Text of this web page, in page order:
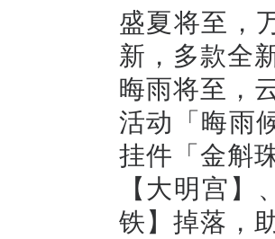
盛夏将至，
新，多款全
晦雨将至，
活动「晦雨
挂件「金斛
【大明宫
铁】掉落，